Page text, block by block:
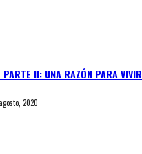
II: UNA RAZÓN PARA VIVIR
2020